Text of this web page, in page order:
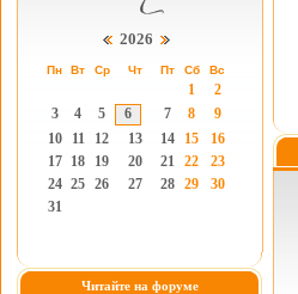
2026
Пн Вт Ср Чт Пт Сб Вс
1
2
3
4 5 6 7 8
9
10
11 12 13 14 15
16
17
18 19 20 21 22
23
24 25 26 27 28 29
30
31
Читайте на форуме